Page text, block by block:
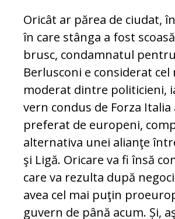
Oricât ar părea de ciudat,
în care stânga a fost
brusc, con­dam­na­tul
Berlusconi e considerat cel
moderat dintre politicieni,
vern condus de Forza Italia
preferat de eu­ro­peni,
alternativa unei alianţe
şi Ligă. Oricare va fi însă
care va rezulta după
avea cel mai puţin
guvern de până acum. Și,